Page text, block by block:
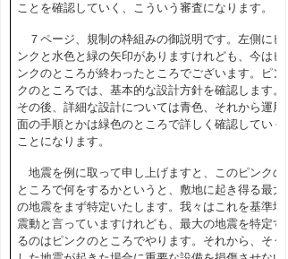
ことを確認していく、こういう審査になります。
７ページ、規制の枠組みの御説明です。左側にピ
ンクと水色と緑の矢印がありますけれども、今はピ
ンクのところが終わったところでございます。ピン
クのところでは、基本的な設計方針を確認します。
その後、詳細な設計については青色、それから運用
面の手順とかは緑色のところで詳しく確認していく
ことになります。
地震を例に取って申し上げますと、このピンクの
ところで何をするかというと、敷地に起き得る最大
の地震をまず特定いたします。我々はこれを基準地
震動と言っていますけれども、最大の地震を特定す
るのはピンクのところでやります。それから、そう